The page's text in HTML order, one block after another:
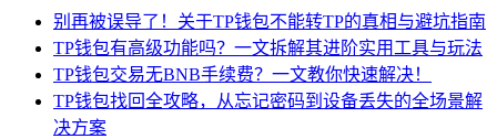
别再被误导了！关于TP钱包不能转TP的真相与避坑指南
TP钱包有高级功能吗？一文拆解其进阶实用工具与玩法
TP钱包交易无BNB手续费？一文教你快速解决！
TP钱包找回全攻略，从忘记密码到设备丢失的全场景解
决方案